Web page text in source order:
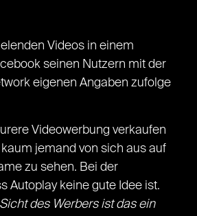
Videos in einem
seinen Nutzern mit der
eigenen Angaben zufolge
Videowerbung verkaufen
jemand von sich aus auf
zu sehen. Bei der
Autoplay keine gute Idee ist.
des Werbers ist das ein